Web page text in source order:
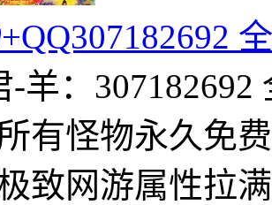
+QQ307182692
-羊：
有怪物永久免
致网游属性拉